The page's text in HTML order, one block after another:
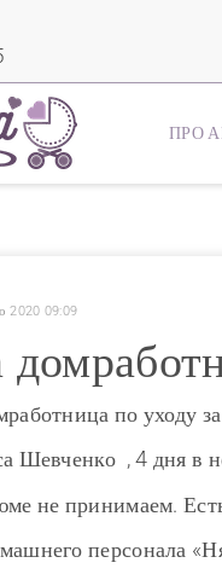
ПРО
2020 09:09
по уходу
Шевченко , 4 дня в
не принимаем.
персонала